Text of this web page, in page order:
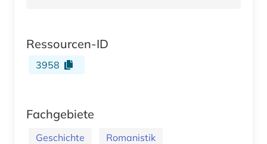
Ressourcen-ID
3958
Fachgebiete
Geschichte Romanistik